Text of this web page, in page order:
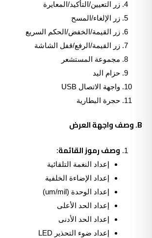
زر التعيين/التأكيد/المعايرة
زر الإلغاء/المسح
زر القيمة/الخفض/الحكم السريع
زر القيمة/الرفع/قفل الشاشة
مجموعة المستشعر
حزام اليد
واجهة الاتصال USB
حجرة البطارية
B. وصف واجهة العرض
وصف رموز القائمة:
إعداد النغمة التلقائية
إعداد الإضاءة الخلفية
إعداد الوحدة (um/mil)
إعداد الحد الأعلى
إعداد الحد الأدنى
إعداد ضوء التحذير LED